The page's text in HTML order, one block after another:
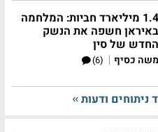
1.4 מיליארד חביות: המלחמה
באיראן חשפה את הנשק
החדש של סין
משה כסיף |
(6)
ניתוחים ודעות